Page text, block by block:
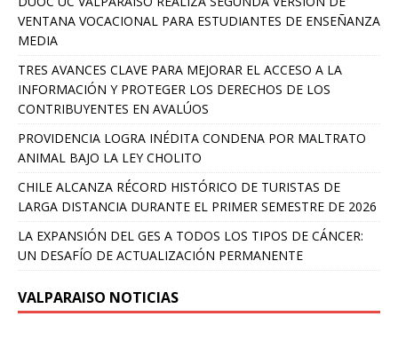
VENTANA VOCACIONAL PARA ESTUDIANTES DE ENSEÑANZA
MEDIA
TRES AVANCES CLAVE PARA MEJORAR EL ACCESO A LA
INFORMACIÓN Y PROTEGER LOS DERECHOS DE LOS
CONTRIBUYENTES EN AVALÚOS
PROVIDENCIA LOGRA INÉDITA CONDENA POR MALTRATO
ANIMAL BAJO LA LEY CHOLITO
CHILE ALCANZA RÉCORD HISTÓRICO DE TURISTAS DE
LARGA DISTANCIA DURANTE EL PRIMER SEMESTRE DE 2026
LA EXPANSIÓN DEL GES A TODOS LOS TIPOS DE CÁNCER:
UN DESAFÍO DE ACTUALIZACIÓN PERMANENTE
VALPARAISO NOTICIAS